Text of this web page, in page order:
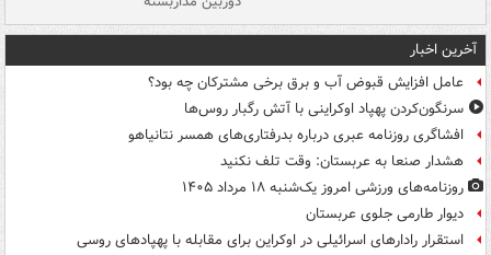
آخرین اخبار
عامل افزایش قبوض آب و برق برخی مشترکان چه بود؟
سرنگون‌کردن پهپاد اوکراینی با آتش رگبار روس‌ها
افشاگری روزنامه عبری درباره بدرفتاری‌های همسر نتانیاهو
هشدار صنعا به عربستان: وقت تلف نکنید
روزنامه‌های ورزشی امروز یک‌شنبه ۱۸ مرداد ۱۴۰۵
دیوار طارمی جلوی عربستان
استقرار رادارهای اسرائیلی در اوکراین برای مقابله با پهپادهای روسی